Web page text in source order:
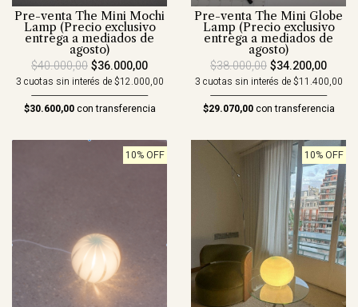
Pre-venta The Mini Mochi
Lamp (Precio exclusivo
entrega a mediados de
agosto)
$40.000,00$36.000,00
3 cuotas sin interés de $12.000,00
$30.600,00con transferencia
Pre-venta The Mini Globe
Lamp (Precio exclusivo
entrega a mediados de
agosto)
$38.000,00$34.200,00
3 cuotas sin interés de $11.400,00
$29.070,00con transferencia
10% OFF 10% OFF